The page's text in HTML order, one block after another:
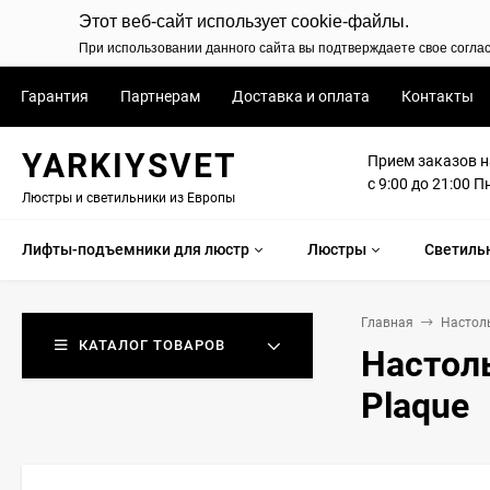
Этот веб-сайт использует cookie-файлы.
При использовании данного сайта вы подтверждаете свое
Гарантия Партнерам Доставка и оплата Контакты
YARKIYSVET
Люстры и светильники из Европы
Прием заказов
с 9:00 до 21:00
Лифты-подъемники для люстр Люстры
КАТАЛОГ ТОВАРОВ
Главная
Plaque